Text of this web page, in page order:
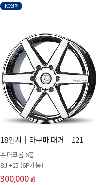
KC인증
18인치│타쿠마 대거│121
슈퍼크롬 6홀
8J +25 (6P가능)
300,000 원